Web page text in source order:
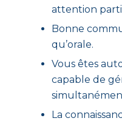
attention
Bonne
qu’orale.
Vous êtes
capable de
La